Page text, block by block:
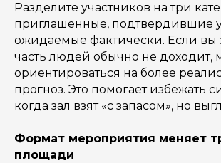
Разделите участников на три
приглашенные, подтвердившие
ожидаемые фактически. Если вы
часть людей обычно не доходит,
ориентироваться на более
прогноз. Это помогает избежать
когда зал взят «с запасом», но
Формат мероприятия меняет
площади